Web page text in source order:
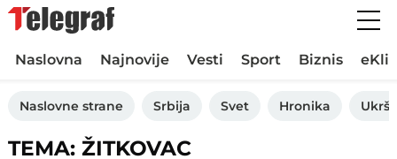
Naslovna Najnovije Vesti Sport Biznis
Naslovne strane Srbija Svet Hronika
TEMA: ŽITKOVAC